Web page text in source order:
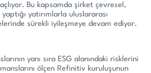
Bu kapsamda şirket çevresel,
yatırımlarla uluslararası
sürekli iyileşmeye devam ediyor.
yanı sıra ESG alanındaki risklerini
ölçen Refinitiv kuruluşunun